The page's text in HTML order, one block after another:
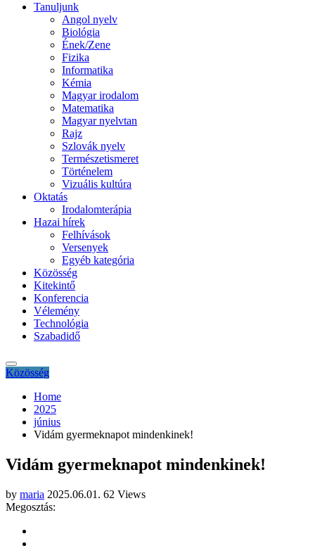
Tanuljunk
Angol nyelv
Biológia
Ének/Zene
Fizika
Informatika
Kémia
Magyar irodalom
Matematika
Magyar nyelvtan
Rajz
Szlovák nyelv
Természetismeret
Történelem
Vizuális kultúra
Oktatás
Irodalomterápia
Hazai hírek
Felhívások
Versenyek
Egyéb kategória
Közösség
Kitekintő
Konferencia
Vélemény
Technológia
Szabadidő
Közösség
Home
2025
június
Vidám gyermeknapot mindenkinek!
Vidám gyermeknapot mindenkinek!
by maria 2025.06.01. 62 Views
Megosztás: